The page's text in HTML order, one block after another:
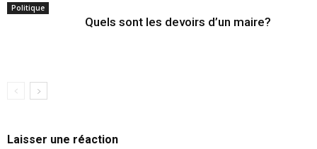
Politique
Quels sont les devoirs d’un maire?
Laisser une réaction